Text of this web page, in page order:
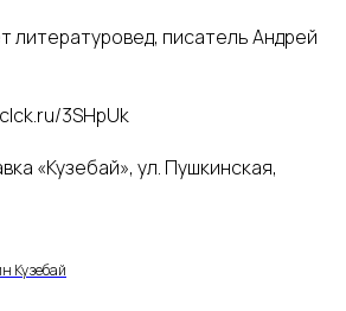
литературовед, писатель Андрей
3SHpUk
«Кузебай», ул. Пушкинская,
Кузебай